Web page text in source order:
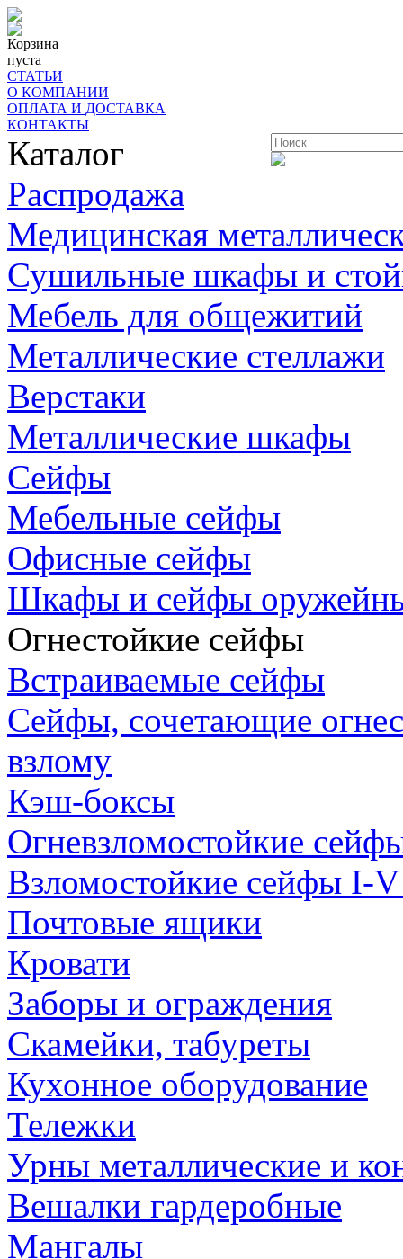
Корзина
пуста
СТАТЬИ
О КОМПАНИИ
ОПЛАТА И ДОСТАВКА
КОНТАКТЫ
Каталог
Распродажа
Медицинская
Сушильные шкафы и
Мебель для общежитий
Металлические стеллажи
Верстаки
Металлические шкафы
Сейфы
Мебельные сейфы
Офисные сейфы
Шкафы и сейфы
Огнестойкие сейфы
Встраиваемые сейфы
Сейфы, сочетающие
взлому
Кэш-боксы
Огневзломостойкие
Взломостойкие сейфы I-V
Почтовые ящики
Кровати
Заборы и ограждения
Скамейки, табуреты
Кухонное оборудование
Тележки
Урны металлические и
Вешалки гардеробные
Мангалы